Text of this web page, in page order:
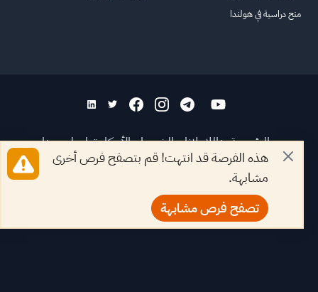
هذه الفرصة قد انتهت! قم بتصفح فرص أخرى
مشابهة.
تصفح فرص مشابهة
منح دراسية في هولندا
الرئيسيةعناللاعلاناتالشروط والأحكامتواصل معنا
الأسئلة الشائعةخريطة الموقع
جميع الحقوق محفوظة لمنصة فرصة